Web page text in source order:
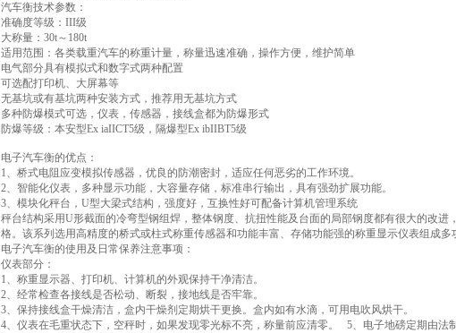
汽车衡技术参数：
准确度等级：III级
大称量：30t～180t
适用范围：各类载重汽车的称重计量，称量迅速准确，操作方便，维护简单
电气部分具有模拟式和数字式两种配置
可选配打印机、大屏幕等
无基坑或有基坑两种安装方式，推荐用无基坑方式
多种防爆模式可选，仪表，传感器，接线盒都为防爆形式
防爆等级：本安型Ex iaIICT5级，隔爆型Ex ibIIBT5级
电子汽车衡的优点：
1、桥式电阻应变模拟传感器，优良的防潮密封，适应任何恶劣的工作环境。
2、智能化仪表，多种显示功能，大容量存储，标准串行输出，具有强劲扩展功能。
3、模块化秤台，U型大梁式结构，强度好，互换性好可配备计算机管理系统
秤台结构采用U形截面的冷弯型钢组焊，整体钢度、抗扭性能及台面的局部钢度都有很大的改
格。该系列选用高精度的桥式或柱式称重传感器和功能丰富、存储功能强的称重显示仪表组成多
电子汽车衡的使用及日常保养注意事项：
仪表部分：
1、称重显示器、打印机、计算机的外观保持干净清洁。
2、经常检查各接线是否松动、断裂，接地线是否牢靠。
3、保持接线盒干燥清洁，盒内干燥剂定期烘干更换。盒内如有水滴，可用电吹风烘干。
4、仪表在毛重状态下，空秤时，如果发现零光标不亮，称量前应清零。 5、电子地磅定期由法